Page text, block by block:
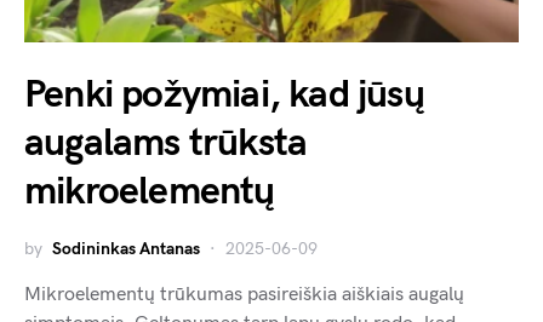
Penki požymiai, kad jūsų
augalams trūksta
mikroelementų
by Sodininkas Antanas 2025-06-09
Mikroelementų trūkumas pasireiškia aiškiais augalų